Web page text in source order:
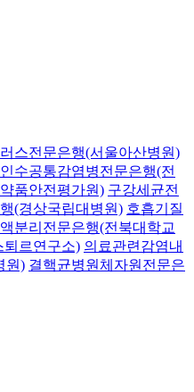
스전문은행(서울아산병원)
인수공통감염병전문은행(전
품안전평가원) 구강세균전
(경상국립대병원) 호흡기질
분리전문은행(전북대학교
퇴르연구소) 의료관련감염내
원) 결핵균병원체자원전문은